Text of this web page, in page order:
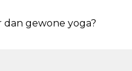
dan gewone yoga?